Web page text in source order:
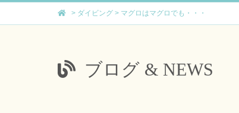
> ダイビング > マグロはマグロでも・・・
ブログ & NEWS